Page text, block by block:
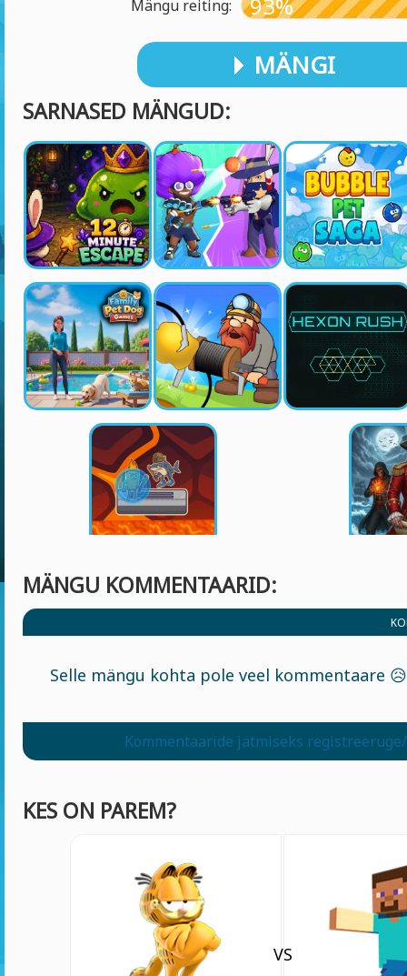
Mängu reiting:
MÄNGI
SARNASED MÄNGUD:
MÄNGU KOMMENTAARID:
Selle mängu kohta pole veel kommentaare
Kommentaaride jätmiseks
KES ON PAREM?
VS